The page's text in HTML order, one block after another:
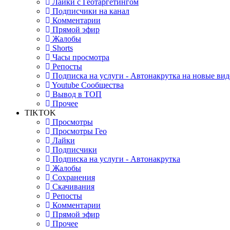
Лайки с Геотаргетингом
Подписчики на канал
Комментарии
Прямой эфир
Жалобы
Shorts
Часы просмотра
Репосты
Подписка на услуги - Автонакрутка на новые
Youtube Сообщества
Вывод в ТОП
Прочее
TIKTOK
Просмотры
Просмотры Гео
Лайки
Подписчики
Подписка на услуги - Автонакрутка
Жалобы
Сохранения
Скачивания
Репосты
Комментарии
Прямой эфир
Прочее